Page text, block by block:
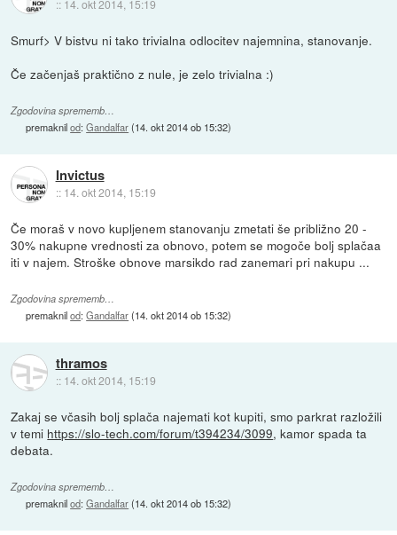
:: 14. okt 2014, 15:19
Smurf> V bistvu ni tako trivialna odlocitev najemnina, stanovanje.
Če začenjaš praktično z nule, je zelo trivialna :)
Zgodovina sprememb…
premaknilod:Gandalfar(14. okt 2014 ob 15:32)
Invictus
:: 14. okt 2014, 15:19
Če moraš v novo kupljenem stanovanju zmetati še približno 20 -
30% nakupne vrednosti za obnovo, potem se mogoče bolj splačaa
iti v najem. Stroške obnove marsikdo rad zanemari pri nakupu ...
Zgodovina sprememb…
premaknilod:Gandalfar(14. okt 2014 ob 15:32)
thramos
:: 14. okt 2014, 15:19
Zakaj se včasih bolj splača najemati kot kupiti, smo parkrat razložili
v temi https://slo-tech.com/forum/t394234/3099, kamor spada ta
debata.
Zgodovina sprememb…
premaknilod:Gandalfar(14. okt 2014 ob 15:32)